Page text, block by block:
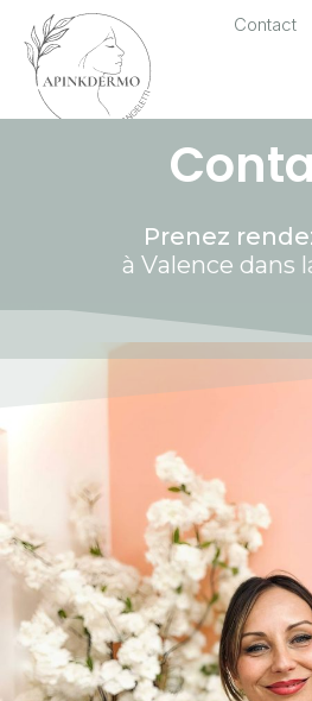
Contact
Prenez
à Valence dans l